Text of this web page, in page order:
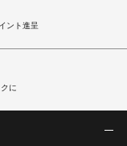
ント進呈
に